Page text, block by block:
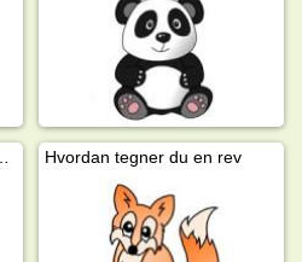
Hvordan tegner du en rev